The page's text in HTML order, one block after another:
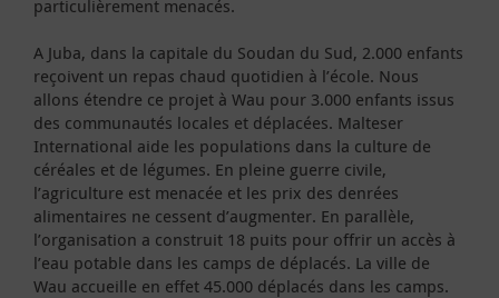
particulièrement menacés.
A Juba, dans la capitale du Soudan du Sud, 2.000 enfants
reçoivent un repas chaud quotidien à l’école. Nous
allons étendre ce projet à Wau pour 3.000 enfants issus
des communautés locales et déplacées. Malteser
International aide les populations dans la culture de
céréales et de légumes. En pleine guerre civile,
l’agriculture est menacée et les prix des denrées
alimentaires ne cessent d’augmenter. En parallèle,
l’organisation a construit 18 puits pour offrir un accès à
l’eau potable dans les camps de déplacés. La ville de
Wau accueille en effet 45.000 déplacés dans les camps.